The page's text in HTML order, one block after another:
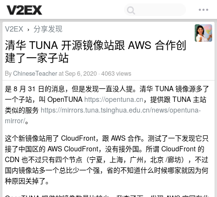
V2EX › 分享发现
清华 TUNA 开源镜像站跟 AWS 合作创
建了一家子站
ByChineseTeacherat Sep 6, 2020 · 4063 views
是 8 月 31 日的消息，但是发现一直没人提。清华 TUNA 镜像源多了
一个子站，叫 OpenTUNA https://opentuna.cn，提供跟 TUNA 主站
类似的服务 https://mirrors.tuna.tsinghua.edu.cn/news/opentuna-
mirror/。
这个新镜像站用了 CloudFront，跟 AWS 合作。测试了一下发现它只
接了中国区的 AWS CloudFront，没有接外国。所谓 CloudFront 的
CDN 也不过只有四个节点（宁夏，上海，广州，北京 /廊坊），不过
国内镜像站多一个总比少一个强，省的不知道什么时候哪家就因为何
种原因关掉了。